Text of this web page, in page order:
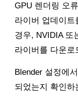
GPU 렌더링 오
라이버 업데이
경우, NVIDIA 또
라이버를 다운
Blender 설정에
되었는지 확인